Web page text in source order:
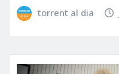
torrent al dia